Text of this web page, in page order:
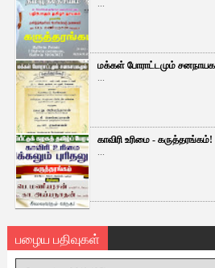
...
மக்கள் போராட்டமும்
...
காவிரி உரிமை - கருத்தரங்கம்!
...
பழைய பதிவுகள்